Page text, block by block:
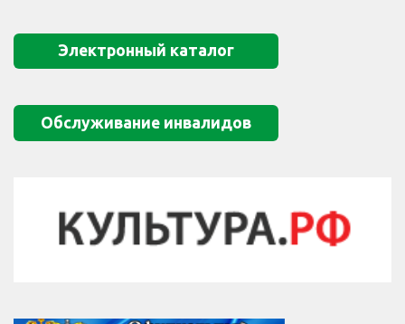
Электронный каталог
Обслуживание инвалидов